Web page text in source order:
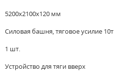
5200x2100x120 мм
Силовая башня, тяговое усилие 10т
1 шт.
Устройство для тяги вверх